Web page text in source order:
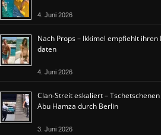
4. Juni 2026
Nach Props – Ikkimel empfiehlt
daten
4. Juni 2026
Clan-Streit eskaliert –
Abu Hamza durch Berlin
3. Juni 2026